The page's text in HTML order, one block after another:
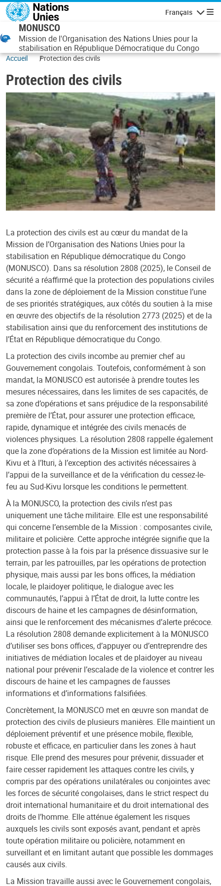
Aller au contenu principal
Français
MONUSCO
Mission de l'Organisation des Nations Unies pour la
stabilisation en République Démocratique du Congo
Accueil Protection des civils
Protection des civils
La protection des civils est au cœur du mandat de la
Mission de l’Organisation des Nations Unies pour la
stabilisation en République démocratique du Congo
(MONUSCO). Dans sa résolution 2808 (2025), le Conseil de
sécurité a réaffirmé que la protection des populations civiles
dans la zone de déploiement de la Mission constitue l’une
de ses priorités stratégiques, aux côtés du soutien à la mise
en œuvre des objectifs de la résolution 2773 (2025) et de la
stabilisation ainsi que du renforcement des institutions de
l’État en République démocratique du Congo.
La protection des civils incombe au premier chef au
Gouvernement congolais. Toutefois, conformément à son
mandat, la MONUSCO est autorisée à prendre toutes les
mesures nécessaires, dans les limites de ses capacités, de
sa zone d’opérations et sans préjudice de la responsabilité
première de l’État, pour assurer une protection efficace,
rapide, dynamique et intégrée des civils menacés de
violences physiques. La résolution 2808 rappelle également
que la zone d’opérations de la Mission est limitée au Nord-
Kivu et à l’Ituri, à l’exception des activités nécessaires à
l’appui de la surveillance et de la vérification du cessez-le-
feu au Sud-Kivu lorsque les conditions le permettent.
À la MONUSCO, la protection des civils n’est pas
uniquement une tâche militaire. Elle est une responsabilité
qui concerne l’ensemble de la Mission : composantes civile,
militaire et policière. Cette approche intégrée signifie que la
protection passe à la fois par la présence dissuasive sur le
terrain, par les patrouilles, par les opérations de protection
physique, mais aussi par les bons offices, la médiation
locale, le plaidoyer politique, le dialogue avec les
communautés, l’appui à l’État de droit, la lutte contre les
discours de haine et les campagnes de désinformation,
ainsi que le renforcement des mécanismes d’alerte précoce.
La résolution 2808 demande explicitement à la MONUSCO
d’utiliser ses bons offices, d’appuyer ou d’entreprendre des
initiatives de médiation locales et de plaidoyer au niveau
national pour prévenir l’escalade de la violence et contrer les
discours de haine et les campagnes de fausses
informations et d’informations falsifiées.
Concrètement, la MONUSCO met en œuvre son mandat de
protection des civils de plusieurs manières. Elle maintient un
déploiement préventif et une présence mobile, flexible,
robuste et efficace, en particulier dans les zones à haut
risque. Elle prend des mesures pour prévenir, dissuader et
faire cesser rapidement les attaques contre les civils, y
compris par des opérations unilatérales ou conjointes avec
les forces de sécurité congolaises, dans le strict respect du
droit international humanitaire et du droit international des
droits de l’homme. Elle atténue également les risques
auxquels les civils sont exposés avant, pendant et après
toute opération militaire ou policière, notamment en
surveillant et en limitant autant que possible les dommages
causés aux civils.
La Mission travaille aussi avec le Gouvernement congolais,